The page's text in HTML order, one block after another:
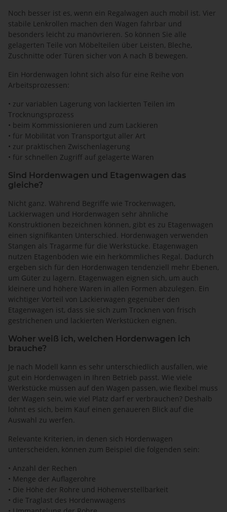
Noch besser ist es, wenn ein Regalwagen auch mobil ist. Vier
stabile Lenkrollen machen den Wagen fahrbar und
besonders leicht zu manövrieren. So können Sie alle
gelagerten Teile von Möbelteilen über Leisten, Bleche,
Zuschnitte oder Türen sicher von A nach B bewegen.
Ein Hordenwagen lohnt sich also für eine Reihe von
Arbeitsprozessen:
• zur variablen Lagerung von lackierten Teilen im
Trocknungsprozess
• beim Kommissionieren und zum Lackieren
• für Mobilität von Transportgut aller Art
• zur praktischen Zwischenlagerung
• für schnellen Zugriff auf gelagerte Waren
Sind Hordenwagen und Etagenwagen das
gleiche?
Nicht ganz. Während Begriffe wie Trockenwagen,
Lackierwagen und Hordenwagen sehr ähnliche
Konstruktionen bezeichnen können, gibt es zu Etagenwagen
einen signifikanten Unterschied. Hordenwagen verwenden
Stangen als Tragarme für die Werkstücke. Etagenwagen
nutzen Etagenböden wie ein herkömmliches Regal. Dadurch
ergeben sich für den Hordenwagen tendenziell mehr Ebenen,
um Güter zu lagern. Etagenwagen eignen sich, um auch
kleinere und höhere Waren in allen Formen abzulegen. Ein
wichtiger Vorteil von Lackierwagen gegenüber den
Etagenwagen ist, dass sie sich zum Trocknen von frisch
gestrichenen und lackierten Werkstücken eignen.
Woher weiß ich, welchen Hordenwagen ich
brauche?
Je nach Modell kann es sehr unterschiedlich ausfallen, wie
gut ein Hordenwagen in Ihren Betrieb passt. Wie viele
Werkstücke müssen auf den Wagen passen, wie flexibel muss
der Wagen sein, wie viel Platz darf er verbrauchen? Deshalb
lohnt es sich, beim Kauf einen genaueren Blick auf die
Auswahl zu werfen.
Relevante Kriterien, in denen sich Hordenwagen
unterscheiden, können zum Beispiel die folgenden sein:
• Anzahl der Rechen
• Menge der Auflagerohre
• Die Höhe der Rohre und Höhenverstellbarkeit
• die Traglast des Hordenwwagens